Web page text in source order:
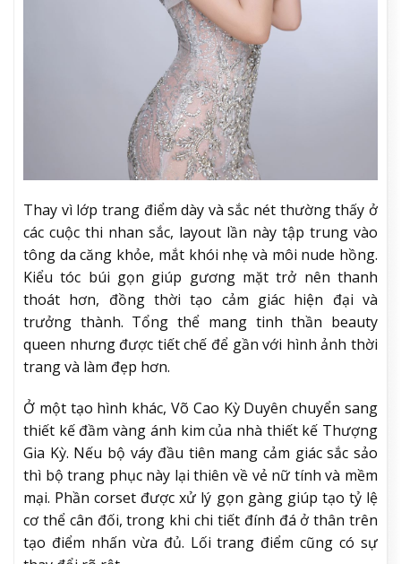
Thay vì lớp trang điểm dày và sắc nét thường thấy ở
các cuộc thi nhan sắc, layout lần này tập trung vào
tông da căng khỏe, mắt khói nhẹ và môi nude hồng.
Kiểu tóc búi gọn giúp gương mặt trở nên thanh
thoát hơn, đồng thời tạo cảm giác hiện đại và
trưởng thành. Tổng thể mang tinh thần beauty
queen nhưng được tiết chế để gần với hình ảnh thời
trang và làm đẹp hơn.
Ở một tạo hình khác, Võ Cao Kỳ Duyên chuyển sang
thiết kế đầm vàng ánh kim của nhà thiết kế Thượng
Gia Kỳ. Nếu bộ váy đầu tiên mang cảm giác sắc sảo
thì bộ trang phục này lại thiên về vẻ nữ tính và mềm
mại. Phần corset được xử lý gọn gàng giúp tạo tỷ lệ
cơ thể cân đối, trong khi chi tiết đính đá ở thân trên
tạo điểm nhấn vừa đủ. Lối trang điểm cũng có sự